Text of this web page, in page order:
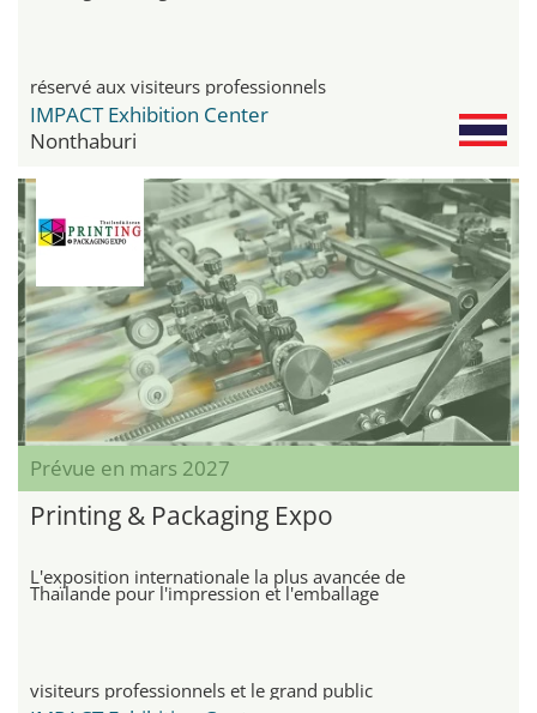
réservé aux visiteurs professionnels
IMPACT Exhibition Center
Nonthaburi
Prévue en mars 2027
Printing & Packaging Expo
L'exposition internationale la plus avancée de
Thaïlande pour l'impression et l'emballage
visiteurs professionnels et le grand public